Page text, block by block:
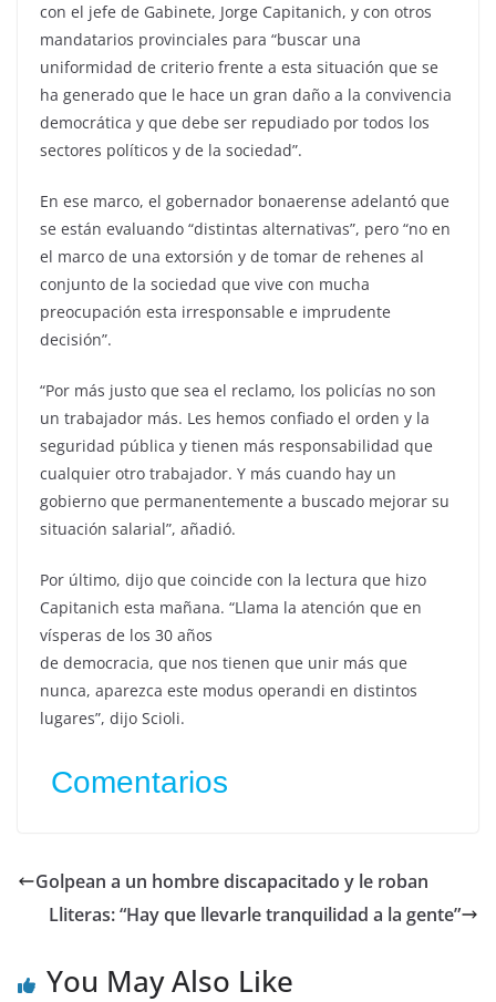
con el jefe de Gabinete, Jorge Capitanich, y con otros
mandatarios provinciales para “buscar una
uniformidad de criterio frente a esta situación que se
ha generado que le hace un gran daño a la convivencia
democrática y que debe ser repudiado por todos los
sectores políticos y de la sociedad”.
En ese marco, el gobernador bonaerense adelantó que
se están evaluando “distintas alternativas”, pero “no en
el marco de una extorsión y de tomar de rehenes al
conjunto de la sociedad que vive con mucha
preocupación esta irresponsable e imprudente
decisión”.
“Por más justo que sea el reclamo, los policías no son
un trabajador más. Les hemos confiado el orden y la
seguridad pública y tienen más responsabilidad que
cualquier otro trabajador. Y más cuando hay un
gobierno que permanentemente a buscado mejorar su
situación salarial”, añadió.
Por último, dijo que coincide con la lectura que hizo
Capitanich esta mañana. “Llama la atención que en
vísperas de los 30 años
de democracia, que nos tienen que unir más que
nunca, aparezca este modus operandi en distintos
lugares”, dijo Scioli.
Comentarios
Golpean a un hombre discapacitado y le roban
Lliteras: “Hay que llevarle tranquilidad a la gente”
You May Also Like